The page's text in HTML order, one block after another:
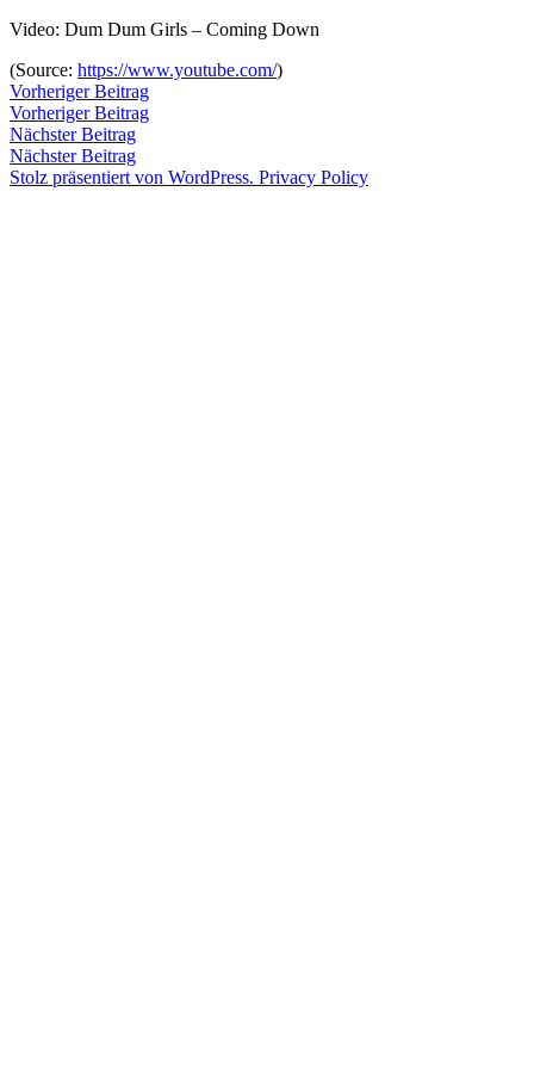
Zum
springen
von
März
20124.
Januar
2020
einen
Kommentar
zu
Video: Dum Dum Girls – Coming Down
(Source: https://www.youtube.com/)
Veröffentlicht
von
snhpfr
29.
März
20124.
Januar
Veröffentlicht
in
Uncategorized
Schlagwörter:
2k12,
Dum
Dum
Girls,
Beitragsnavigation
Vorheriger BeitragVorheriger
Beitrag:
Vorheriger Beitrag
Nächster BeitragNächster
Beitrag:
Nächster Beitrag
Stolz präsentiert von WordPress. Privacy Policy